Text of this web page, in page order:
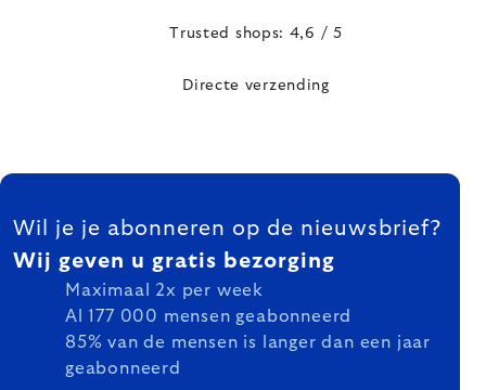
Trusted shops: 4,6 / 5
Directe verzending
FOOTER
Wil je je abonneren op de nieuwsbrief?
Wij geven u gratis bezorging
Maximaal 2x per week
Al 177 000 mensen geabonneerd
85% van de mensen is langer dan een jaar
geabonneerd